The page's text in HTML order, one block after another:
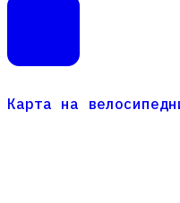
Карта на
Карта на